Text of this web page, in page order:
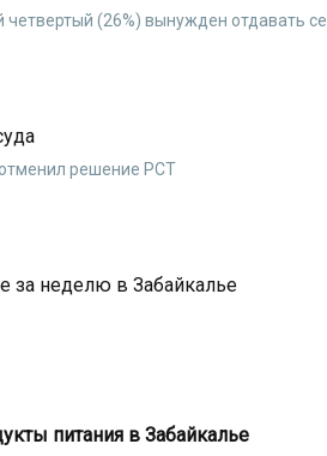
(26%) вынужден oтдавать
решение РСТ
за неделю в Забайкалье
питания в Забайкалье